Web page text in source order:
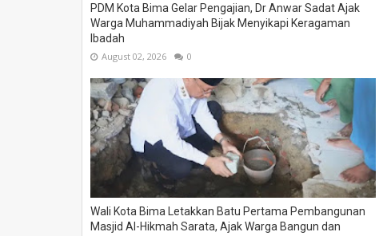
PDM Kota Bima Gelar Pengajian, Dr Anwar Sadat Ajak
Warga Muhammadiyah Bijak Menyikapi Keragaman
Ibadah
August 02, 2026 0
Wali Kota Bima Letakkan Batu Pertama Pembangunan
Masjid Al-Hikmah Sarata, Ajak Warga Bangun dan